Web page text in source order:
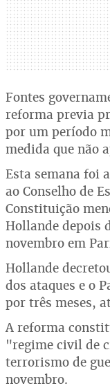
Fontes
reforma previa
por um período
medida que não
Esta semana foi
ao Conselho de
Constituição
Hollande depois
novembro em
Hollande
dos ataques e o
por três meses,
A reforma
"regime civil de
terrorismo de
novembro.